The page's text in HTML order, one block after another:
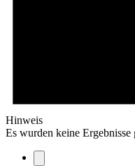
Hinweis
Es wurden keine Ergebnisse